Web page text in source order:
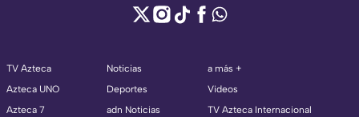
TV Azteca
Azteca UNO
Azteca 7
Noticias
Deportes
adn Noticias
a más +
Videos
TV Azteca Internacional